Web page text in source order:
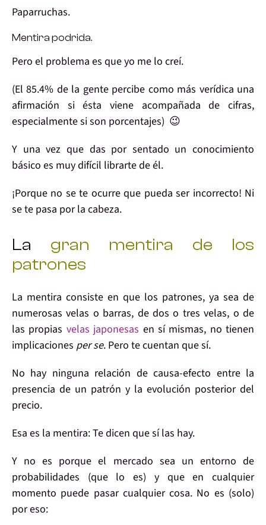
Paparruchas.
Mentira podrida.
Pero el problema es queyo me lo creí.
(El85.4% de la gente percibe como más verídica una
afirmación si ésta viene acompañada de cifras,
especialmente si son porcentajes) 😉
Y una vez que das por sentado un conocimiento
básico es muydifícil librartede él.
¡Porque no se te ocurre que pueda ser incorrecto! Ni
se te pasa por la cabeza.
La gran
mentira de los
patrones
La mentira consiste en que los patrones, ya sea de
numerosasvelas o barras, dedos o tresvelas, o de
las propias velas japonesas en sí mismas, no tienen
implicaciones per se. Pero te cuentan que sí.
No hay ninguna relación decausa-efecto entre la
presencia de un patrón y la evolución posterior del
precio.
Esa es la mentira:Te dicen que sílas hay.
Y no es porque el mercado sea un entorno de
probabilidades (que lo es) y queen cualquier
momento puede pasar cualquier cosa. No es (solo)
por eso: